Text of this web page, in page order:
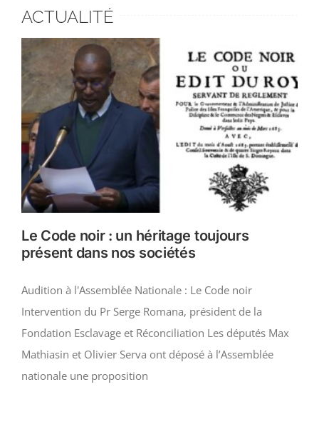
ACTUALITÉ
Le Code noir : un héritage toujours
présent dans nos sociétés
Audition à l'Assemblée Nationale : Le Code noir
Intervention du Pr Serge Romana, président de la
Fondation Esclavage et Réconciliation Les députés Max
Mathiasin et Olivier Serva ont déposé à l’Assemblée
nationale une proposition